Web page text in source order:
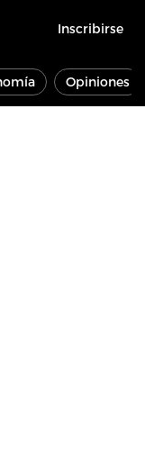
Inscribirse
Opiniones